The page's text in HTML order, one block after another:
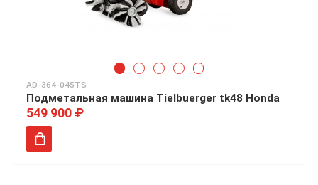
AD-364-045TS
Подметальная машина Tielbuerger tk48 Honda
549 900 ₽